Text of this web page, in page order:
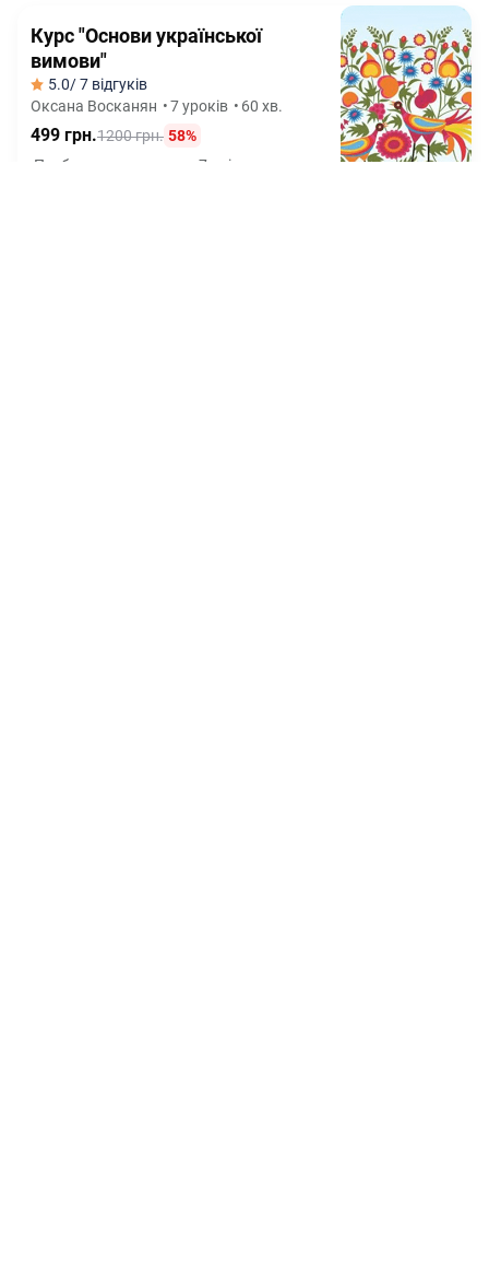
Курс "Основи української
вимови"
5.0/ 7 відгуків
Оксана Восканян •7 уроків • 60 хв.
499 грн.1200 грн. 58%
Позбудься суржику за 7 днів та почни